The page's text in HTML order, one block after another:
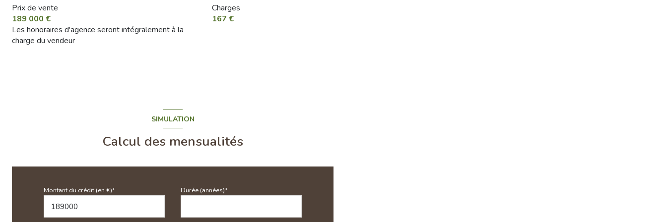
Prix de vente
189 000 €
Les honoraires d'agence seront intégralement à la
charge du vendeur
Charges
167 €
SIMULATION
Calcul des mensualités
Montant du crédit (en €)* Durée (années)*